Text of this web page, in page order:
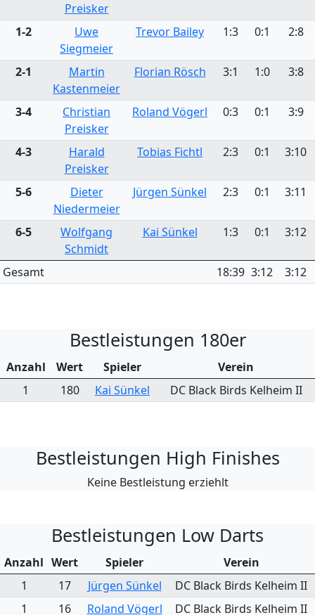
Preisker
1-2
Uwe
Siegmeier
Trevor Bailey 1:3 0:1 2:8
2-1
Martin
Kastenmeier
Florian Rösch 3:1 1:0 3:8
3-4
Christian
Preisker
Roland Vögerl 0:3 0:1 3:9
4-3
Harald
Preisker
Tobias Fichtl 2:3 0:1 3:10
5-6
Dieter
Niedermeier
Jürgen Sünkel 2:3 0:1 3:11
6-5
Wolfgang
Schmidt
Kai Sünkel 1:3 0:1 3:12
Gesamt 18:39 3:12 3:12
Bestleistungen 180er
Anzahl Wert Spieler
Verein
1
180 Kai Sünkel DC Black Birds Kelheim II
Bestleistungen High Finishes
Keine Bestleistung erziehlt
Bestleistungen Low Darts
Anzahl Wert Spieler
Verein
1
17 Jürgen Sünkel
DC Black Birds Kelheim II
1
16 Roland Vögerl DC Black Birds Kelheim II